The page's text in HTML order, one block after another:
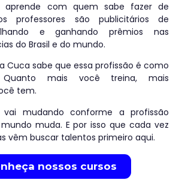
aprende com quem sabe fazer de
professores são publicitários de
e ganhando prêmios nas
do Brasil e do mundo.
Cuca sabe que essa profissão é como
mais você treina, mais
tem.
vai mudando conforme a profissão
muda. E por isso que cada vez
vêm buscar talentos primeiro aqui.
nossos cursos